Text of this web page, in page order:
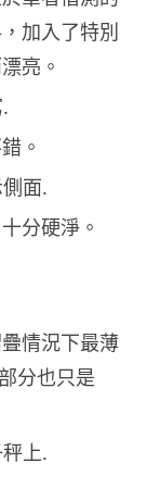
加入了特別
亮。
。
分硬淨。
情況下最薄
分也只是